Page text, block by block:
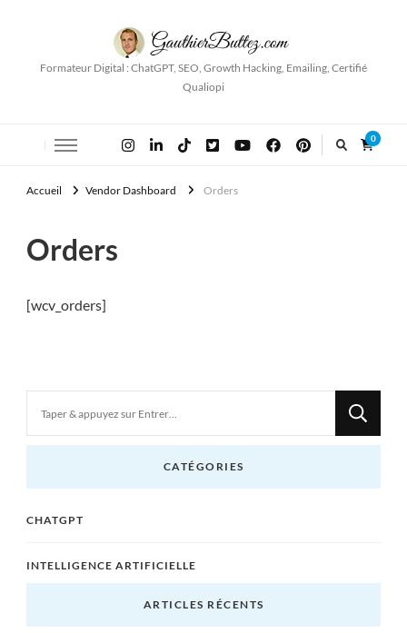
Formateur Digital : ChatGPT, SEO, Growth Hacking, Emailing, Certifié
Qualiopi
0
Accueil Vendor Dashboard Orders
Orders
[wcv_orders]
CATÉGORIES
CHATGPT
INTELLIGENCE ARTIFICIELLE
ARTICLES RÉCENTS